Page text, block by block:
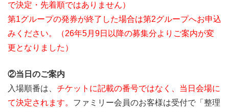
で決定・先着順ではありません）
第1グループの発券が終了した場合は第2グループへお申込
みください。（26年5月9日以降の募集分よりご案内が変
更となりました）
②当日のご案内
入場順番は、 チケットに記載の番号ではなく、当日会場に
て決定されます。 ファミリー会員のお客様は受付で「整理